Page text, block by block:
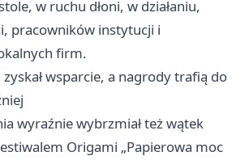
w ruchu dłoni, w działaniu,
pracowników instytucji i
firm.
wsparcie, a nagrody trafią do
wyraźnie wybrzmiał też wątek
Origami „Papierowa moc